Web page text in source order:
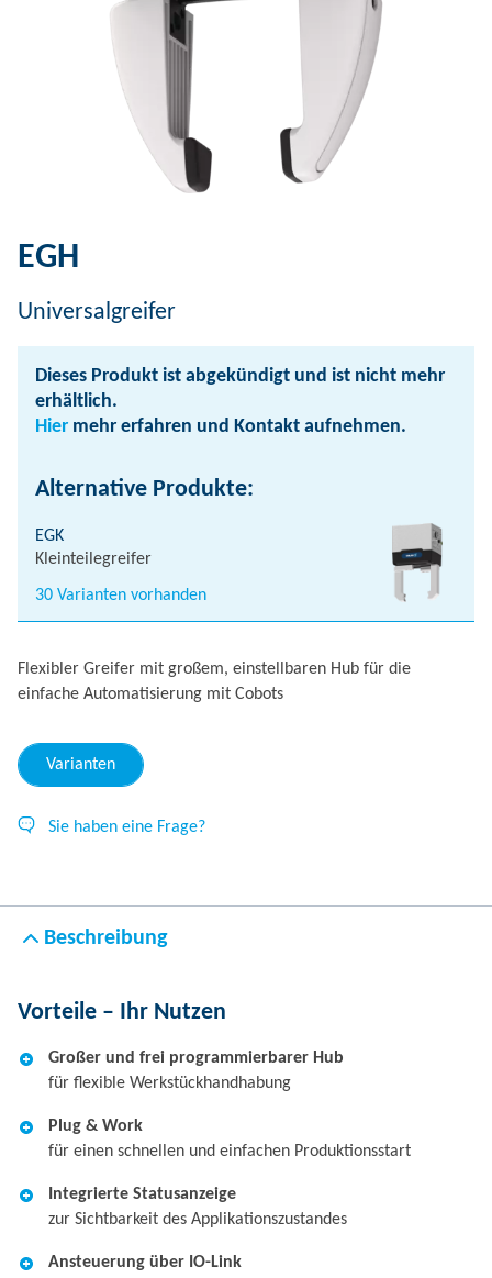
EGH
Universalgreifer
Dieses Produkt ist abgekündigt und ist nicht mehr
erhältlich.
Hier mehr erfahren und Kontakt aufnehmen.
Alternative Produkte:
EGK
Kleinteilegreifer
30 Varianten vorhanden
Flexibler Greifer mit großem, einstellbaren Hub für die
einfache Automatisierung mit Cobots
Varianten
Sie haben eine Frage?
Beschreibung
Vorteile – Ihr Nutzen
Großer und frei programmierbarer Hub
für flexible Werkstückhandhabung
Plug & Work
für einen schnellen und einfachen Produktionsstart
Integrierte Statusanzeige
zur Sichtbarkeit des Applikationszustandes
Ansteuerung über IO-Link